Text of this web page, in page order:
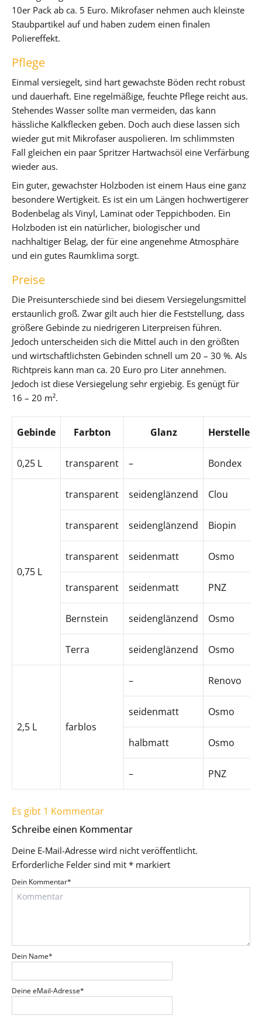
10er Pack ab ca. 5 Euro. Mikrofaser nehmen auch kleinste
Staubpartikel auf und haben zudem einen finalen
Poliereffekt.
Pflege
Einmal versiegelt, sind hart gewachste Böden recht robust
und dauerhaft. Eine regelmäßige, feuchte Pflege reicht aus.
Stehendes Wasser sollte man vermeiden, das kann
hässliche Kalkflecken geben. Doch auch diese lassen sich
wieder gut mit Mikrofaser auspolieren. Im schlimmsten
Fall gleichen ein paar Spritzer Hartwachsöl eine Verfärbung
wieder aus.
Ein guter, gewachster Holzboden ist einem Haus eine ganz
besondere Wertigkeit. Es ist ein um Längen hochwertigerer
Bodenbelag als Vinyl, Laminat oder Teppichboden. Ein
Holzboden ist ein natürlicher, biologischer und
nachhaltiger Belag, der für eine angenehme Atmosphäre
und ein gutes Raumklima sorgt.
Preise
Die Preisunterschiede sind bei diesem Versiegelungsmittel
erstaunlich groß. Zwar gilt auch hier die Feststellung, dass
größere Gebinde zu niedrigeren Literpreisen führen.
Jedoch unterscheiden sich die Mittel auch in den größten
und wirtschaftlichsten Gebinden schnell um 20 – 30 %. Als
Richtpreis kann man ca. 20 Euro pro Liter annehmen.
Jedoch ist diese Versiegelung sehr ergiebig. Es genügt für
16 – 20 m².
Gebinde Farbton Glanz Hersteller
0,25 L transparent – Bondex
0,75 L
transparent seidenglänzend Clou
transparent seidenglänzend Biopin
transparent seidenmatt Osmo
transparent seidenmatt PNZ
Bernstein seidenglänzend Osmo
Terra seidenglänzend Osmo
2,5 L farblos
– Renovo
seidenmatt Osmo
halbmatt Osmo
– PNZ
Es gibt 1 Kommentar
Schreibe einen Kommentar
Deine E-Mail-Adresse wird nicht veröffentlicht.
Erforderliche Felder sind mit * markiert
Dein Kommentar*
Dein Name*
Deine eMail-Adresse*